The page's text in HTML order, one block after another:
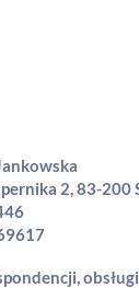
2, 83-200